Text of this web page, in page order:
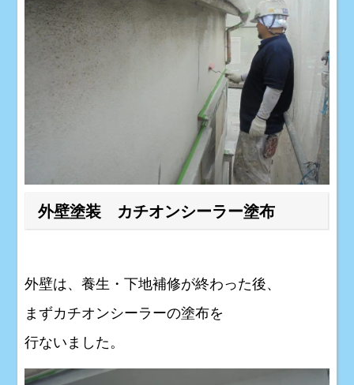
外壁塗装 カチオンシーラー塗布
外壁は、養生・下地補修が終わった後、
まずカチオンシーラーの塗布を
行ないました。